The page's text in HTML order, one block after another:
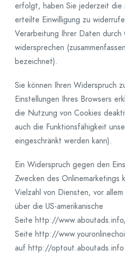
erfolgt, haben Sie jederzeit die
erteilte Einwilligung zu
Verarbeitung Ihrer Daten durch
widersprechen
bezeichnet).
Sie können Ihren Widerspruch
Einstellungen Ihres Browsers
die Nutzung von Cookies
auch die Funktionsfähigkeit
eingeschränkt werden kann).
Ein Widerspruch gegen den
Zwecken des Onlinemarketings
Vielzahl von Diensten, vor allem
über die US-amerikanische
Seite http://
Seite http://
auf http://optout.aboutads.info